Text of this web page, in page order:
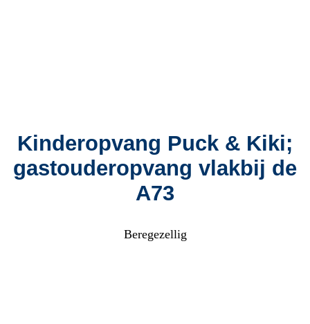
Kinderopvang Puck & Kiki;
gastouderopvang vlakbij de
A73
Beregezellig